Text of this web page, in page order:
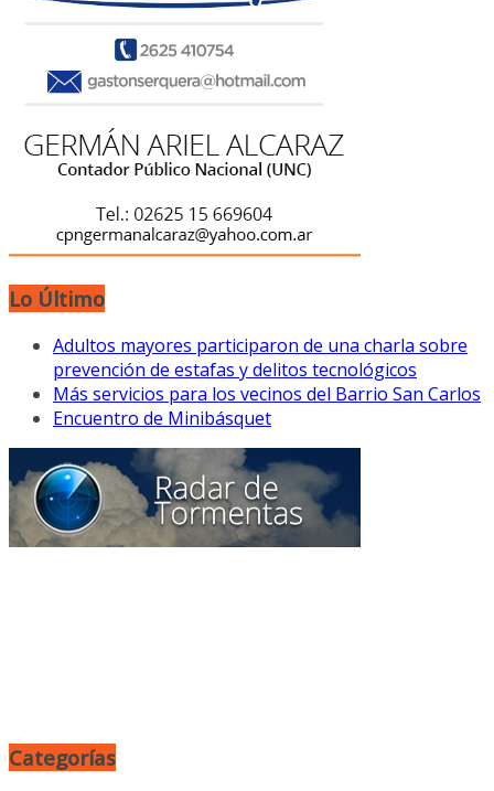
Lo Último
Adultos mayores participaron de una charla sobre
prevención de estafas y delitos tecnológicos
Más servicios para los vecinos del Barrio San Carlos
Encuentro de Minibásquet
Categorías